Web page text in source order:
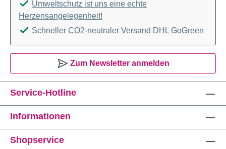
Service-Hotline
Informationen
Shopservice
Umweltschutz ist uns eine echte
Herzensangelegenheit!
Schneller CO2-neutraler Versand DHL GoGreen
Zum Newsletter anmelden